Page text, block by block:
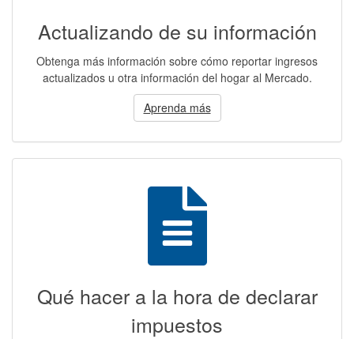
Actualizando de su información
Obtenga más información sobre cómo reportar ingresos
actualizados u otra información del hogar al Mercado.
Aprenda más
Qué hacer a la hora de declarar
impuestos